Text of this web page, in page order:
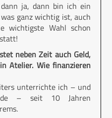
ja, dann bin ich ein
ganz wichtig ist, auch
wichtigste Wahl schon
neben Zeit auch Geld,
Atelier. Wie finanzieren
unterrichte ich – und
– seit 10 Jahren